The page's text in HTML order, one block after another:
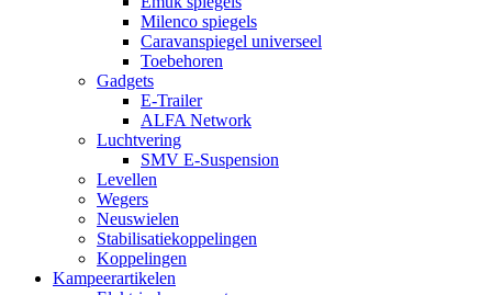
Milenco spiegels
Caravanspiegel universeel
Toebehoren
Gadgets
E-Trailer
ALFA Network
Luchtvering
SMV E-Suspension
Levellen
Wegers
Neuswielen
Stabilisatiekoppelingen
Koppelingen
Kampeerartikelen